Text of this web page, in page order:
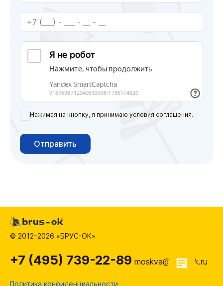
Нажимая на кнопку, я принимаю условия соглашения.
Отправить
© 2012–2026 «БРУС-ОК»
Политика конфиденциальности
+7 (495) 739-22-89 moskva@brus-ok.ru